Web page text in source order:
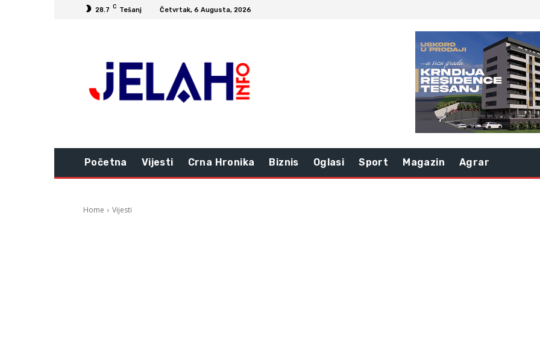
28.7 C Tešanj Četvrtak, 6 Augusta, 2026
Početna Vijesti Crna Hronika Biznis Oglasi Sport Magazin Agrar
Home Vijesti